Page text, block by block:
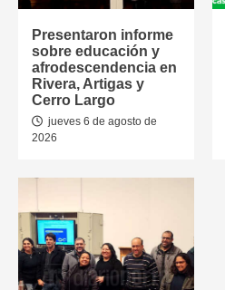
Presentaron informe
sobre educación y
afrodescendencia en
Rivera, Artigas y
Cerro Largo
jueves 6 de agosto de
2026